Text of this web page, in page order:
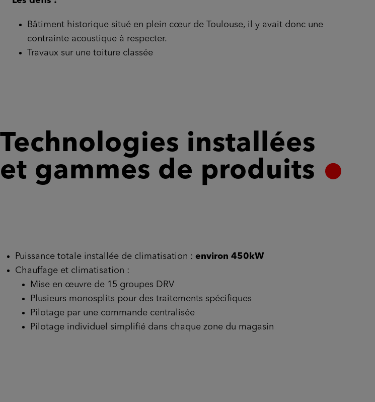
Bâtiment historique situé en plein cœur de Toulouse, il y avait donc une
contrainte acoustique à respecter.
Travaux sur une toiture classée
Technologies installées
et gammes de produits
Puissance totale installée de climatisation : environ 450kW
Chauffage et climatisation :
Mise en œuvre de 15 groupes DRV
Plusieurs monosplits pour des traitements spécifiques
Pilotage par une commande centralisée
Pilotage individuel simplifié dans chaque zone du magasin